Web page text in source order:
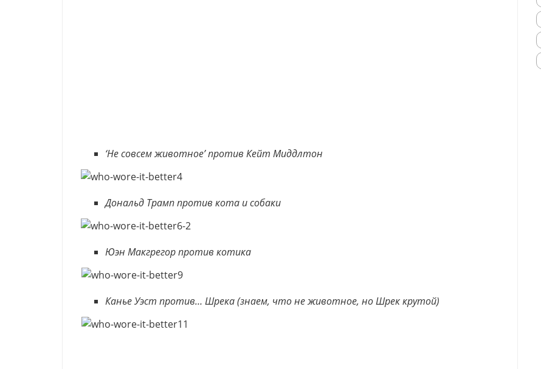
‘Не совсем животное’ против Кейт Миддлтон
Дональд Трамп против кота и собаки
Юэн Макгрегор против котика
Канье Уэст против… Шрека (знаем, что не животное, но Шрек крутой)